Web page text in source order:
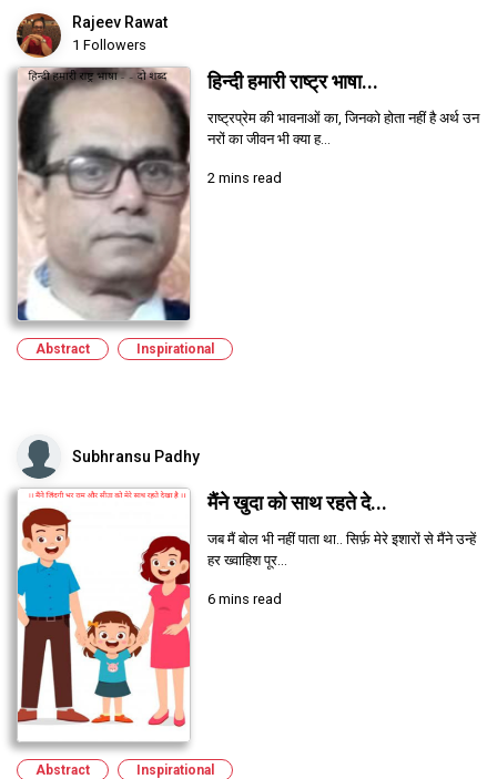
Rajeev Rawat
1 Followers
हिन्दी हमारी राष्ट्र भाषा...
राष्ट्रप्रेम की भावनाओं का, जिनको होता नहीं है अर्थ उन
नरों का जीवन भी क्या ह...
2 mins read
Abstract Inspirational
Subhransu Padhy
मैंने खुदा को साथ रहते दे...
जब मैं बोल भी नहीं पाता था.. सिर्फ़ मेरे इशारों से मैंने उन्हें
हर ख्वाहिश पूर...
6 mins read
Abstract Inspirational